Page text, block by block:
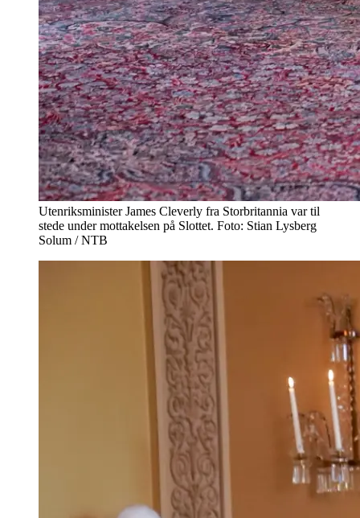
Utenriksminister James Cleverly fra Storbritannia var til
stede under mottakelsen på Slottet. Foto: Stian Lysberg
Solum / NTB